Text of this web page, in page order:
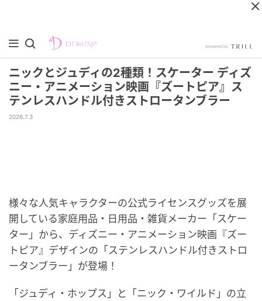
ニックとジュディの2種類！スケーター ディズ
ニー・アニメーション映画『ズートピア』ス
テンレスハンドル付きストロータンブラー
2026.7.3
様々な人気キャラクターの公式ライセンスグッズを展
開している家庭用品・日用品・雑貨メーカー「スケー
ター」から、ディズニー・アニメーション映画『ズー
トピア』デザインの「ステンレスハンドル付きストロ
ータンブラー」が登場！
「ジュディ・ホップス」と「ニック・ワイルド」の立